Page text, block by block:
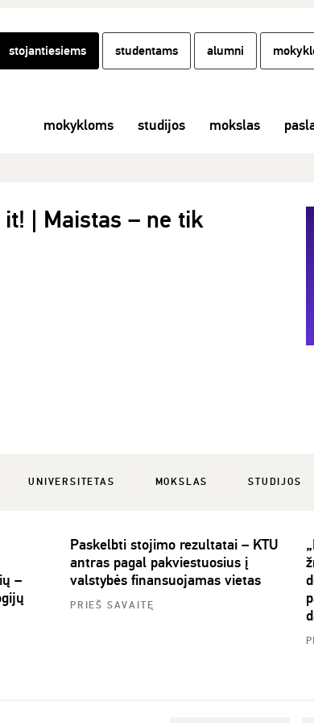
stojantiesiems studentams alumni
mokykloms studijos mokslas
| Maistas – ne tik
UNIVERSITETAS MOKSLAS STUDIJOS
–
Paskelbti stojimo rezultatai – KTU
antras pagal pakviestuosius į
valstybės finansuojamas vietas
PRIEŠ SAVAITĘ